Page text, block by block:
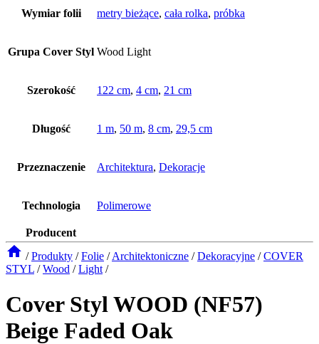
Wymiar folii metry bieżące, cała rolka, próbka
Grupa Cover Styl Wood Light
Szerokość 122 cm, 4 cm, 21 cm
Długość 1 m, 50 m, 8 cm, 29,5 cm
Przeznaczenie Architektura, Dekoracje
Technologia Polimerowe
Producent
/ Produkty / Folie /Architektoniczne / Dekoracyjne / COVER
STYL / Wood / Light /
Cover Styl WOOD (NF57)
Beige Faded Oak